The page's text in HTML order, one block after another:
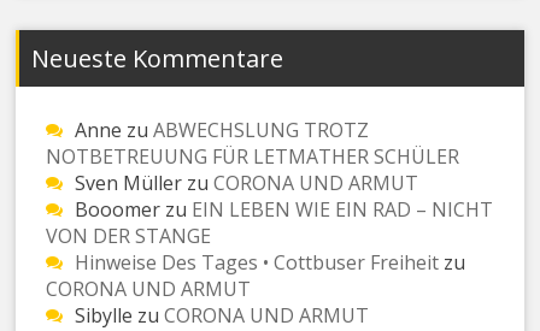
Neueste Kommentare
Anne zuABWECHSLUNG TROTZ
NOTBETREUUNG FÜR LETMATHER SCHÜLER
Sven Müller zuCORONA UND ARMUT
Booomer zu EIN LEBEN WIE EIN RAD – NICHT
VON DER STANGE
Hinweise Des Tages • Cottbuser Freiheit zu
CORONA UND ARMUT
Sibylle zuCORONA UND ARMUT